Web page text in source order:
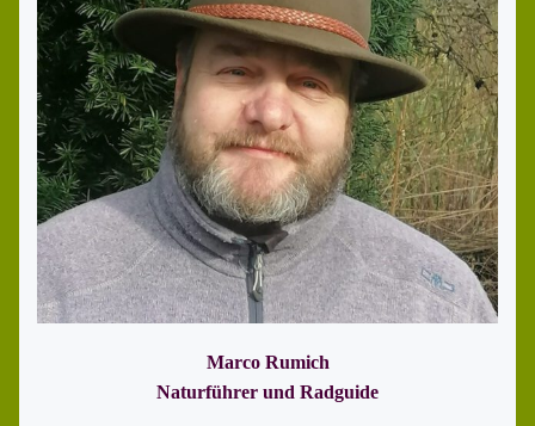
Marco Rumich
Naturführer und Radguide